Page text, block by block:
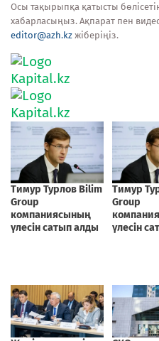
Осы тақырыпқа қатысты
хабарласыңыз. Ақпарат пен
editor@azh.kz жіберіңіз.